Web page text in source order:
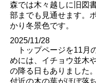
森では木々越しに旧図
部までも見通せます。
かり冬景色です。
2025/11/28
トップページを11月
めには、イチョウ並木
の降る日もありました
付近の木の葉がほぼ落